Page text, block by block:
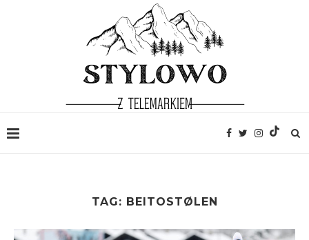
TAG: BEITOSTØLEN